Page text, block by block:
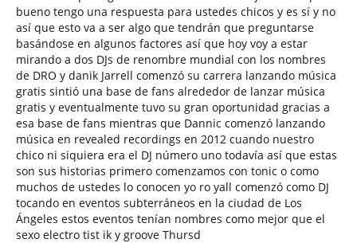
bueno tengo una respuesta para ustedes chicos y es sí y no
así que esto va a ser algo que tendrán que preguntarse
basándose en algunos factores así que hoy voy a estar
mirando a dos DJs de renombre mundial con los nombres
de DRO y danik Jarrell comenzó su carrera lanzando música
gratis sintió una base de fans alrededor de lanzar música
gratis y eventualmente tuvo su gran oportunidad gracias a
esa base de fans mientras que Dannic comenzó lanzando
música en revealed recordings en 2012 cuando nuestro
chico ni siquiera era el DJ número uno todavía así que estas
son sus historias primero comenzamos con tonic o como
muchos de ustedes lo conocen yo ro yall comenzó como DJ
tocando en eventos subterráneos en la ciudad de Los
Ángeles estos eventos tenían nombres como mejor que el
sexo electro tist ik y groove Thursd